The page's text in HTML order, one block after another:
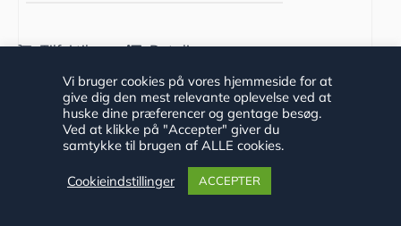
Tilføj til
Detaljer
Vi bruger cookies på vores hjemmeside for at
give dig den mest relevante oplevelse ved at
huske dine præferencer og gentage besøg.
Ved at klikke på "Accepter" giver du
samtykke til brugen af ALLE cookies.
Cookieindstillinger ACCEPTER